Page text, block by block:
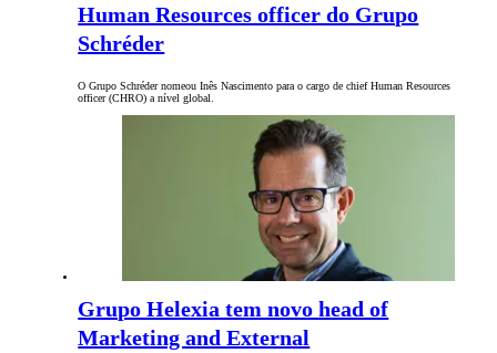
Human Resources officer do Grupo
Schréder
O Grupo Schréder nomeou Inês Nascimento para o cargo de chief Human Resources
officer (CHRO) a nível global.
Grupo Helexia tem novo head of
Marketing and External